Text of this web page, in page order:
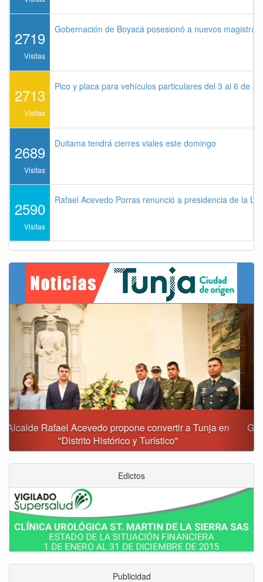
2719
Visitas
Gobernación de Boyacá posesionó a nuevos
2713
Visitas
Pico y placa para vehículos particulares del 3 al 6 de
2689
Visitas
Duitama tendrá cierres viales este domingo
2590
Visitas
Rafael Acevedo Porras renunció a presidencia de la
Gobernación y Alcaldía de Tunja revisan 120 proyectos
con inversiones superiores a $385.000 millones
Previous Next
Edictos
Publicidad